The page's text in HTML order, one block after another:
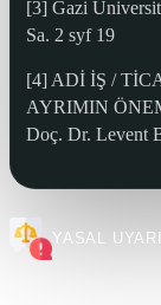
[3] Gazi
Sa. 2 syf 19
[4] ADİ İŞ /
AYRIMIN
Doç. Dr. Levent
YASAL